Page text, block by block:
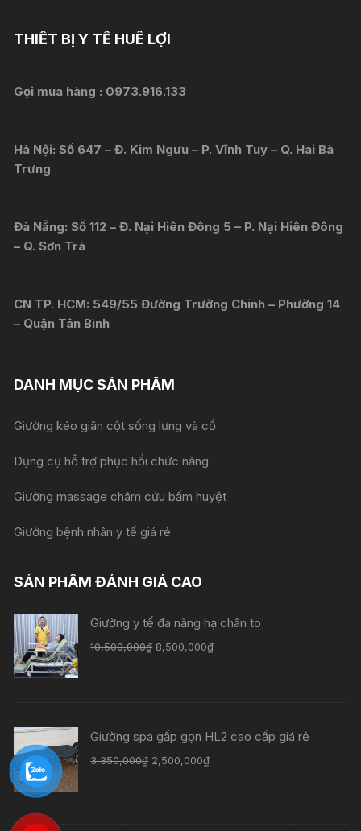
THIẾT BỊ Y TẾ HUÊ LỢI
Gọi mua hàng : 0973.916.133
Hà Nội: Số 647 – Đ. Kim Ngưu – P. Vĩnh Tuy – Q. Hai Bà
Trưng
Đà Nẵng: Số 112 – Đ. Nại Hiên Đông 5 – P. Nại Hiên Đông
– Q. Sơn Trà
CN TP. HCM: 549/55 Đường Trường Chinh – Phường 14
– Quận Tân Bình
DANH MỤC SẢN PHẨM
Giường kéo giãn cột sống lưng và cổ
Dụng cụ hỗ trợ phục hồi chức năng
Giường massage châm cứu bấm huyệt
Giường bệnh nhân y tế giá rẻ
SẢN PHẨM ĐÁNH GIÁ CAO
Giường y tế đa năng hạ chân to
10,500,000₫ 8,500,000₫
Giường spa gấp gọn HL2 cao cấp giá rẻ
3,350,000₫ 2,500,000₫